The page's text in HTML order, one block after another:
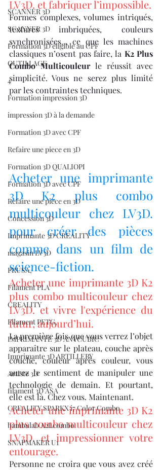
SCANNER 3D
SCANNER 3D
Formation 3D éligible au CPF
OUTILLAGE
4
Formation impression 3D
impression 3D à la demande
Formation 3D avec CPF
Refaire une piece en 3D
Formation 3D QUALIOPI
Formation 3D avec CPF
Refaire une pièce en 3D
Concession 3D
Imprimante 3D CREALITY
magasin LV3D
PRUSA,
Filament PLA
CREALITY
Filament PETG,
IMPRIMANTE 3D ANYCUBIC
Imprimante 3D ARTILLERY
Artiste 3D
filament 3D ASA
CREALITY SPARKX i7 Color Combo
bambulab A2Lcombo
SNAPMAKER U1
LV3D. et fabriquer l’impossible.
Formes complexes, volumes intriqués,
textures imbriquées, couleurs
synchronisées… ce que les machines
classiques n’osent pas faire, la K2 Plus
Combo Multicouleur le réussit avec
simplicité. Vous ne serez plus limité
par les contraintes techniques.
Acheter une imprimante
3D K2 plus combo
multicouleur chez LV3D.
pour créer des pièces
comme dans un film de
science-fiction.
Acheter une imprimante 3D K2
plus combo multicouleur chez
LV3D. et vivre l'expérience du
futur, aujourd’hui.
La première fois que vous verrez l’objet
apparaître sur le plateau, couche après
couche, couleur après couleur, vous
aurez le sentiment de manipuler une
technologie de demain. Et pourtant,
elle est là. Chez vous. Maintenant.
Acheter une imprimante 3D K2
plus combo multicouleur chez
LV3D. et impressionner votre
entourage.
Personne ne croira que vous avez créé